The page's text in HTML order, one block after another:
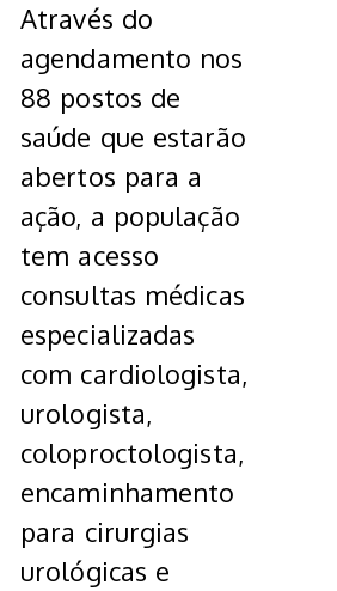
Através do
agendamento nos
88 postos de
saúde que estarão
abertos para a
ação, a população
tem acesso
consultas médicas
especializadas
com cardiologista,
urologista,
coloproctologista,
encaminhamento
para cirurgias
urológicas e